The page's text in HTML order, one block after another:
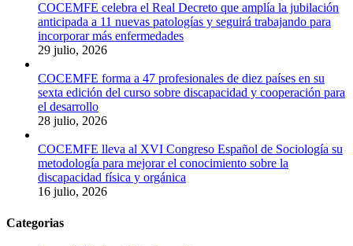
COCEMFE celebra el Real Decreto que amplía la jubilación
anticipada a 11 nuevas patologías y seguirá trabajando para
incorporar más enfermedades
29 julio, 2026
COCEMFE forma a 47 profesionales de diez países en su
sexta edición del curso sobre discapacidad y cooperación para
el desarrollo
28 julio, 2026
COCEMFE lleva al XVI Congreso Español de Sociología su
metodología para mejorar el conocimiento sobre la
discapacidad física y orgánica
16 julio, 2026
Categorias